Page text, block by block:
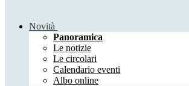
Novità
Panoramica
Le notizie
Le circolari
Calendario eventi
Albo online